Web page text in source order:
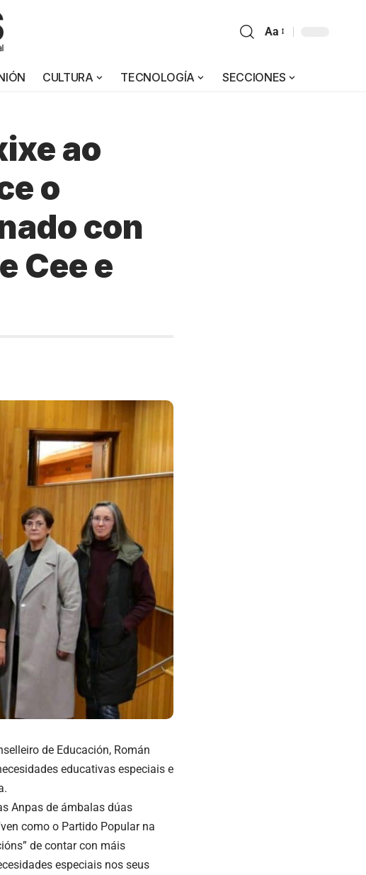
Aa
CULTURA TECNOLOGÍA SECCIONES
ao
o
con
Cee e
de Educación, Román
educativas especiais e
Anpas de ámbalas dúas
como o Partido Popular na
de contar con máis
especiais nos seus